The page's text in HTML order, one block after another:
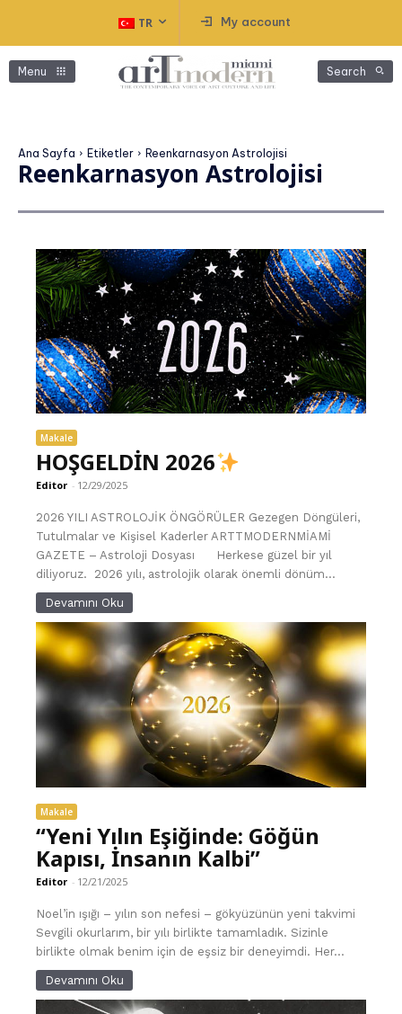
TR My account
Menu Search
Ana Sayfa Etiketler Reenkarnasyon Astrolojisi
Reenkarnasyon Astrolojisi
Makale
HOŞGELDİN 2026
Editor - 12/29/2025
2026 YILI ASTROLOJİK ÖNGÖRÜLER Gezegen Döngüleri,
Tutulmalar ve Kişisel Kaderler ARTTMODERNMİAMİ
GAZETE – Astroloji Dosyası Herkese güzel bir yıl
diliyoruz. 2026 yılı, astrolojik olarak önemli dönüm...
Devamını Oku
Makale
“Yeni Yılın Eşiğinde: Göğün
Kapısı, İnsanın Kalbi”
Editor - 12/21/2025
Noel’in ışığı – yılın son nefesi – gökyüzünün yeni takvimi
Sevgili okurlarım, bir yılı birlikte tamamladık. Sizinle
birlikte olmak benim için de eşsiz bir deneyimdi. Her...
Devamını Oku